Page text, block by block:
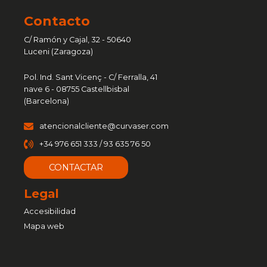
Contacto
C/ Ramón y Cajal, 32 - 50640
Luceni (Zaragoza)
Pol. Ind. Sant Vicenç - C/ Ferralla, 41
nave 6 - 08755 Castellbisbal
(Barcelona)
atencionalcliente@curvaser.com
+34 976 651 333 / 93 635 76 50
CONTACTAR
Legal
Accesibilidad
Mapa web